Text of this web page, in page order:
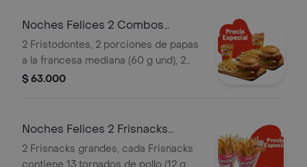
Noches Felices 2 Combos
Fristodontes
2 Fristodontes, 2 porciones de papas
a la francesa mediana (60 g und), 2
gaseosas (325 ml und). Escoge entre
$ 63.000
Noches Felices 2 Frisnacks
grandes en ca
2 Frisnacks grandes, cada Frisnacks